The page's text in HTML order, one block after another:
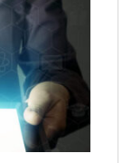
semestre de 2026
de la